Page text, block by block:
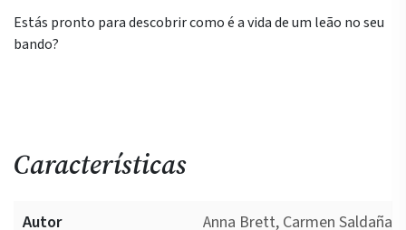
famílias
na
Estás pronto para descobrir como é a vida de um leão no seu
bando?
Características
Autor Anna Brett, Carmen Saldaña